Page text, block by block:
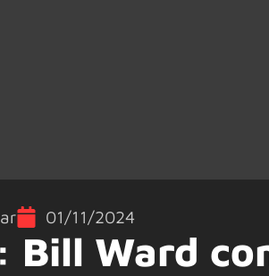
01/11/2024
Bill Ward